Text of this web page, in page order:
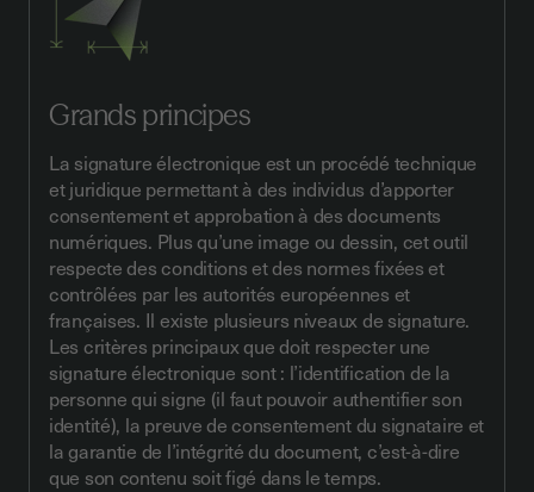
Grands principes
La signature électronique est un procédé technique
et juridique permettant à des individus d’apporter
consentement et approbation à des documents
numériques. Plus qu’une image ou dessin, cet outil
respecte des conditions et des normes fixées et
contrôlées par les autorités européennes et
françaises. Il existe plusieurs niveaux de signature.
Les critères principaux que doit respecter une
signature électronique sont : l’identification de la
personne qui signe (il faut pouvoir authentifier son
identité), la preuve de consentement du signataire et
la garantie de l’intégrité du document, c’est-à-dire
que son contenu soit figé dans le temps.